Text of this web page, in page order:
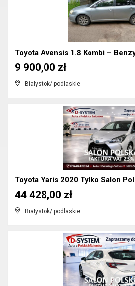
Toyota Avensis 1.8 Kombi –
Białystok/ podlaskie
9 900,00 zł
Toyota Yaris 2020 Tylko Salon
Białystok/ podlaskie
44 428,00 zł